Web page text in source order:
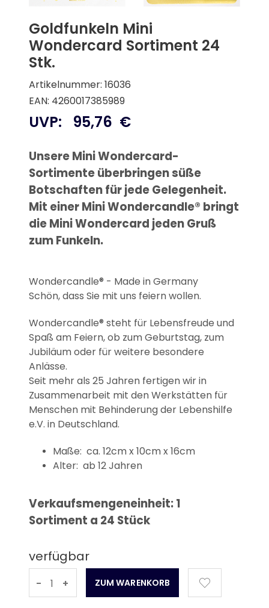
Goldfunkeln Mini
Wondercard Sortiment 24
Stk.
Artikelnummer: 16036
EAN: 4260017385989
UVP: 95,76 €
Unsere Mini Wondercard-
Sortimente überbringen süße
Botschaften für jede Gelegenheit.
Mit einer Mini Wondercandle® bringt
die Mini Wondercard jeden Gruß
zum Funkeln.
Wondercandle® - Made in Germany
Schön, dass Sie mit uns feiern wollen.
Wondercandle® steht für Lebensfreude und
Spaß am Feiern, ob zum Geburtstag, zum
Jubiläum oder für weitere besondere
Anlässe.
Seit mehr als 25 Jahren fertigen wir in
Zusammenarbeit mit den Werkstätten für
Menschen mit Behinderung der Lebenshilfe
e.V. in Deutschland.
Maße: ca. 12cm x 10cm x 16cm
Alter: ab 12 Jahren
Verkaufsmengeneinheit: 1
Sortiment a 24 Stück
verfügbar
- +